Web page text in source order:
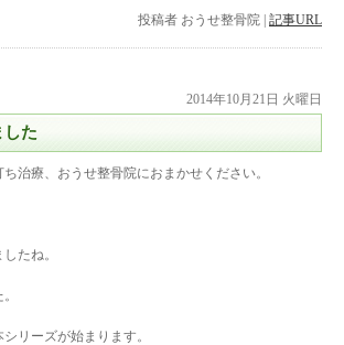
投稿者 おうせ整骨院 | 記事URL
2014年10月21日 火曜日
した
治療、おうせ整骨院におまかせください。
たね。
リーズが始まります。